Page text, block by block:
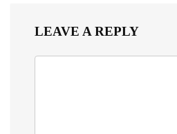
LEAVE A REPLY